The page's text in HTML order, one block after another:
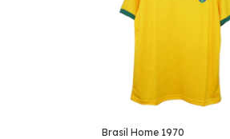
Brasil Home 1970